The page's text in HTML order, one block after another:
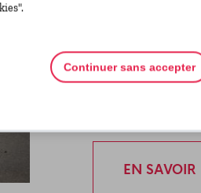
destination
programme :
découverte du
, qui
EN SAVOIR
Continuer sans accepter